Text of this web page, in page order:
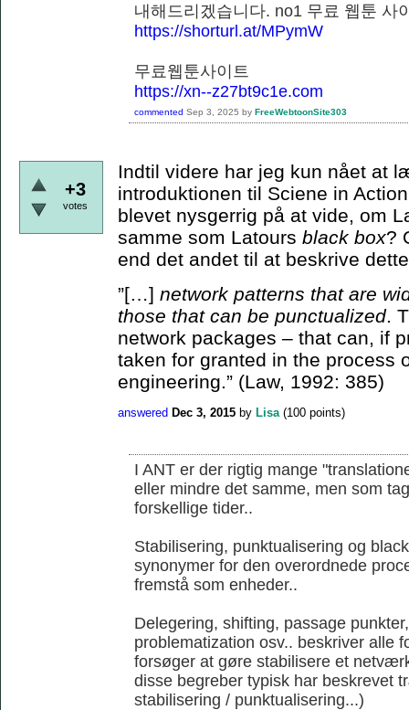
내해드리겠습니다. no1 무료 웹
https://shorturl.at/MPymW
무료웹툰사이트
https://xn--z27bt9c1e.com
commented Sep 3, 2025 by FreeWebtoonSite303
+3
votes
Indtil videre har jeg kun nået at
introduktionen til Sciene in
blevet nysgerrig på at vide, om
samme som Latours black box?
end det andet til at beskrive
”[…] network patterns that are
those that can be punctualized.
network packages – that can, if
taken for granted in the process
engineering.” (Law, 1992: 385)
answered Dec 3, 2015 by Lisa (100 points)
I ANT er der rigtig mange
eller mindre det samme, men som
forskellige tider..
Stabilisering, punktualisering og
synonymer for den overordnede
fremstå som enheder..
Delegering, shifting, passage
problematization osv.. beskriver alle
forsøger at gøre stabilisere et
disse begreber typisk har beskrevet
stabilisering / punktualisering...)